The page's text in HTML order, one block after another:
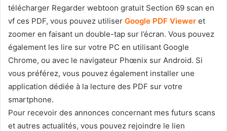
télécharger Regarder webtoon gratuit Section 69 scan en
vf ces PDF, vous pouvez utiliser Google PDF Viewer et
zoomer en faisant un double-tap sur l’écran. Vous pouvez
également les lire sur votre PC en utilisant Google
Chrome, ou avec le navigateur Phœnix sur Android. Si
vous préférez, vous pouvez également installer une
application dédiée à la lecture des PDF sur votre
smartphone.
Pour recevoir des annonces concernant mes futurs scans
et autres actualités, vous pouvez rejoindre le lien